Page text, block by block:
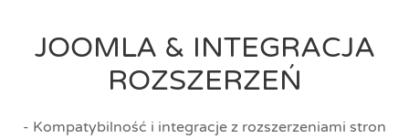
JOOMLA & INTEGRACJA
ROZSZERZEŃ
- Kompatybilność i integracje z rozszerzeniami stron